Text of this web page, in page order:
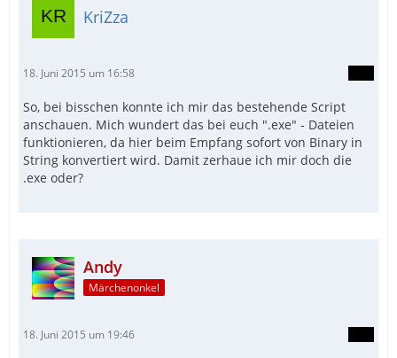
KriZza
18. Juni 2015 um 16:58
So, bei bisschen konnte ich mir das bestehende Script
anschauen. Mich wundert das bei euch ".exe" - Dateien
funktionieren, da hier beim Empfang sofort von Binary in
String konvertiert wird. Damit zerhaue ich mir doch die
.exe oder?
Andy
Märchenonkel
18. Juni 2015 um 19:46